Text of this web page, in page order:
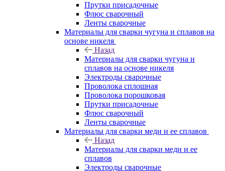
Прутки присадочные
Флюс сварочный
Ленты сварочные
Материалы для сварки чугуна и сплавов на
основе никеля
Назад
Материалы для сварки чугуна и
сплавов на основе никеля
Электроды сварочные
Проволока сплошная
Проволока порошковая
Прутки присадочные
Флюс сварочный
Ленты сварочные
Материалы для сварки меди и ее сплавов
Назад
Материалы для сварки меди и ее
сплавов
Электроды сварочные